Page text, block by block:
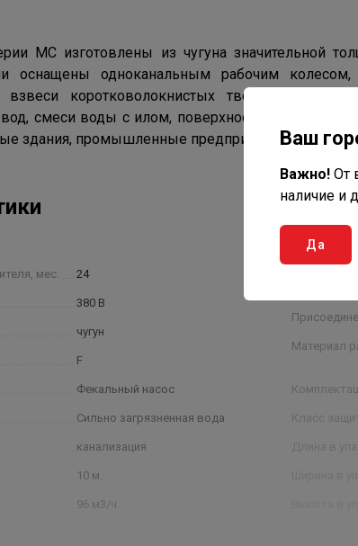
MC изготовлены из чугуна значительной
оснащены одноканальным рабочим
взвеси коротковолокнистых твердых
смеси воды с илом, поверхностных и
здания, промышленные предприятия,
мес. 24
380 В
чугун
F
Фекальный насос
Сильно загрязненная вода
канализация
10 м.
96 м3/ч
Материал
Класс
Ваш
Важно! От
наличие и
Да